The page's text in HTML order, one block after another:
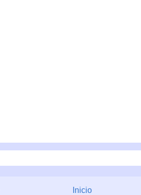
Inicio